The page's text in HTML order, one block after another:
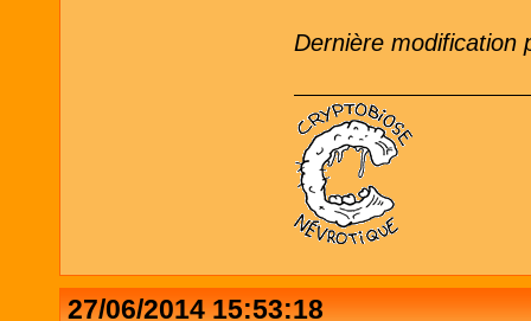
Dernière modification
27/06/2014 15:53:18